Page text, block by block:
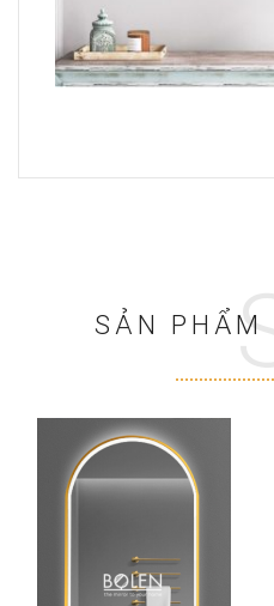
SẢN PHẨM